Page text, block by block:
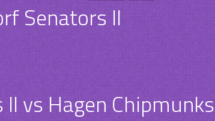
Senators II
vs Hagen Chipmunks